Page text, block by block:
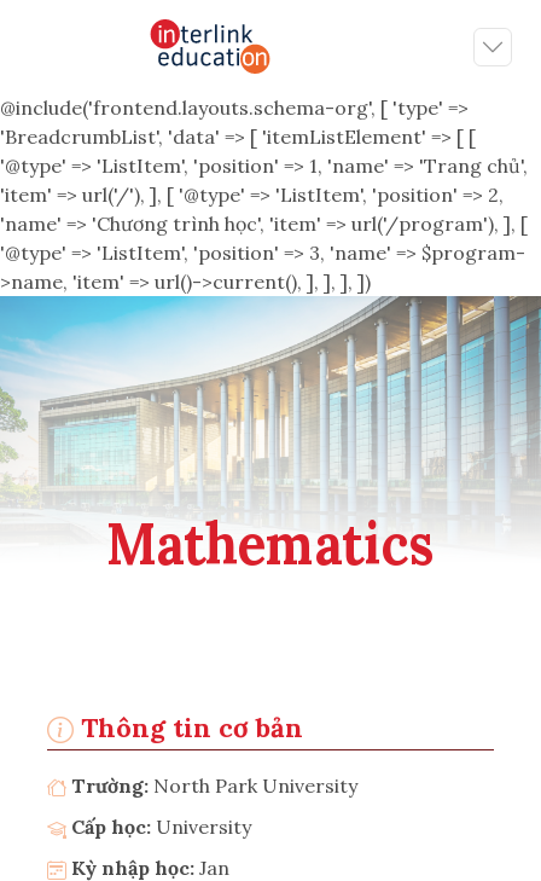
@include('frontend.layouts.schema-org', [ 'type' =>
'BreadcrumbList', 'data' => [ 'itemListElement' => [ [
'@type' => 'ListItem', 'position' => 1, 'name' => 'Trang chủ',
'item' => url('/'), ], [ '@type' => 'ListItem', 'position' => 2,
'name' => 'Chương trình học', 'item' => url('/program'), ], [
'@type' => 'ListItem', 'position' => 3, 'name' => $program-
>name, 'item' => url()->current(), ], ], ], ])
Mathematics
Thông tin cơ bản
Trường: North Park University
Cấp học: University
Kỳ nhập học: Jan